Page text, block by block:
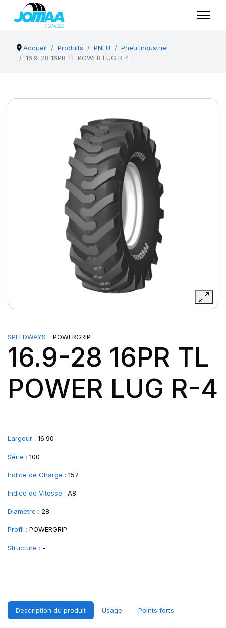
Accueil Produits PNEU
Pneu Industriel
16.9-28 16PR TL POWER LUG R-4
SPEEDWAYS - POWERGRIP
16.9-28 16PR TL
POWER LUG R-4
Largeur : 16.90
Série : 100
Indice de Charge : 157
Indice de Vitesse : A8
Diamètre : 28
Profil : POWERGRIP
Structure : -
Description du produit Usage Points forts